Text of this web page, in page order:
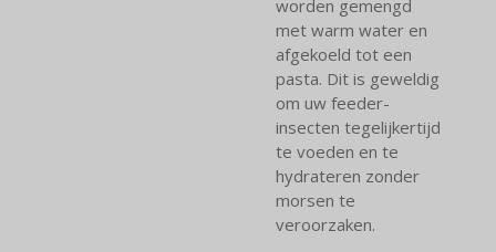
worden gemengd
met warm water en
afgekoeld tot een
pasta. Dit is geweldig
om uw feeder-
insecten tegelijkertijd
te voeden en te
hydrateren zonder
morsen te
veroorzaken.